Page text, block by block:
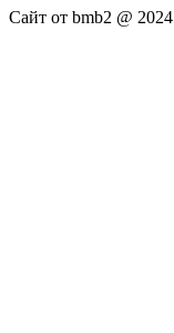
Сайт от bmb2 @ 2024